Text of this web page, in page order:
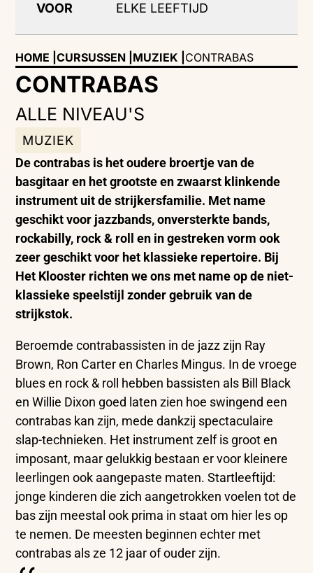
HOME |CURSUSSEN | MUZIEK CONTRABAS
CONTRABAS
ALLE NIVEAU'S
MUZIEK
De contrabas is het oudere broertje van de
basgitaar en het grootste en zwaarst klinkende
instrument uit de strijkersfamilie. Met name
geschikt voor jazzbands, onversterkte bands,
rockabilly, rock & roll en in gestreken vorm ook
zeer geschikt voor het klassieke repertoire. Bij
Het Klooster richten we ons met name op de niet-
klassieke speelstijl zonder gebruik van de
strijkstok.
Beroemde contrabassisten in de jazz zijn Ray
Brown, Ron Carter en Charles Mingus. In de vroege
blues en rock & roll hebben bassisten als Bill Black
en Willie Dixon goed laten zien hoe swingend een
contrabas kan zijn, mede dankzij spectaculaire
slap-technieken. Het instrument zelf is groot en
imposant, maar gelukkig bestaan er voor kleinere
leerlingen ook aangepaste maten. Startleeftijd:
jonge kinderen die zich aangetrokken voelen tot de
bas zijn meestal ook prima in staat om hier les op
te nemen. De meesten beginnen echter met
contrabas als ze 12 jaar of ouder zijn.
VOOR ELKE LEEFTIJD